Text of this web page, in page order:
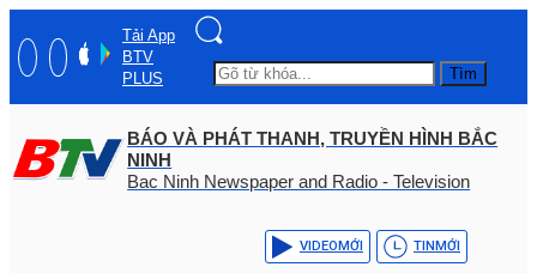
Tải App
BTV
PLUS
Tìm
BÁO VÀ PHÁT THANH, TRUYỀN HÌNH BẮC
NINH
Bac Ninh Newspaper and Radio - Television
VIDEOMỚI TINMỚI